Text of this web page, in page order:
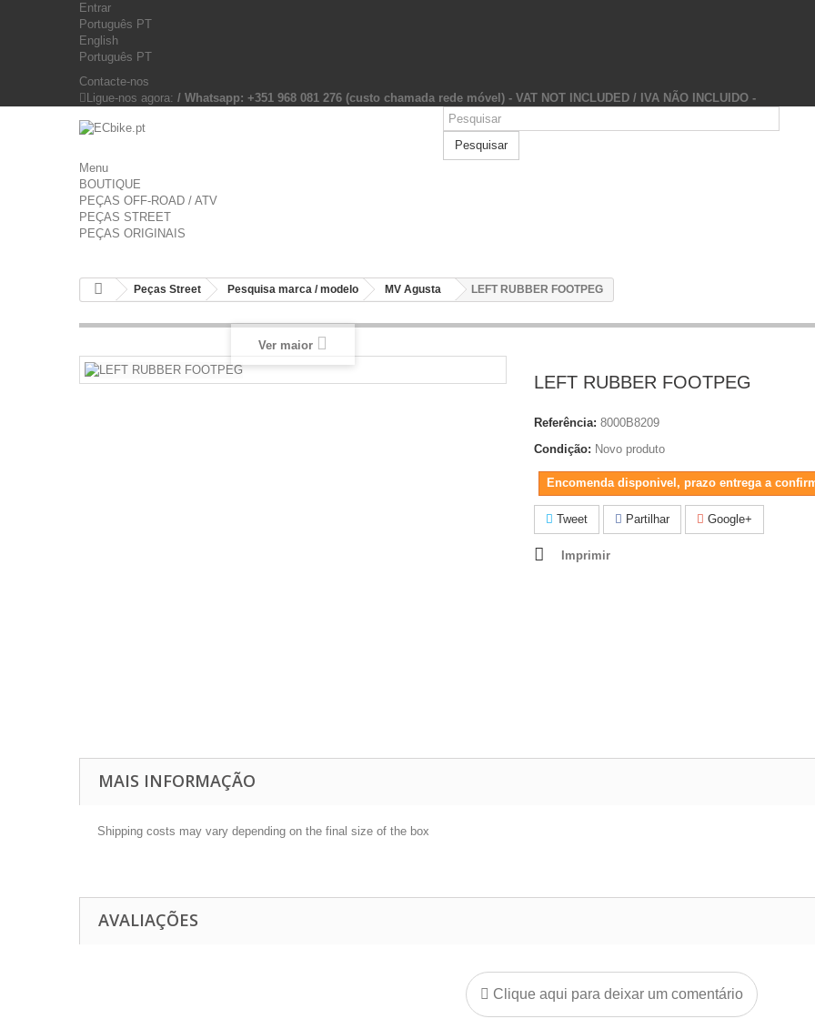
Entrar
Português PT
English
Português PT
Contacte-nos
Ligue-nos agora: / Whatsapp: +351 968 081 276 (custo chamada rede móvel) - VAT NOT INCLUDED / IVA NÃO INCLUIDO -
Pesquisar
Menu
BOUTIQUE
PEÇAS OFF-ROAD / ATV
PEÇAS STREET
PEÇAS ORIGINAIS
Peças Street Pesquisa marca / modelo MV Agusta LEFT RUBBER FOOTPEG
Ver maior
LEFT RUBBER FOOTPEG
Referência: 8000B8209
Condição: Novo produto
Encomenda disponivel, prazo entrega a
Tweet Partilhar Google+
Imprimir
MAIS INFORMAÇÃO
Shipping costs may vary depending on the final size of the box
AVALIAÇÕES
Clique aqui para deixar um comentário